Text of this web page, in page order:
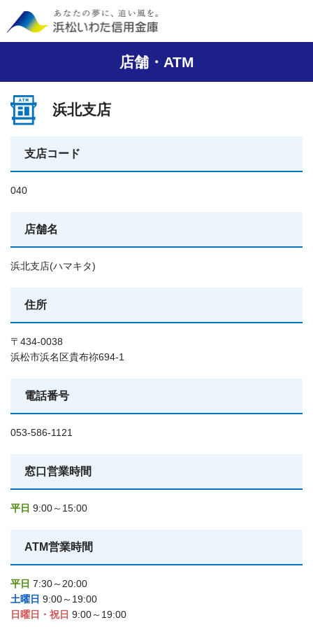
店舗・ATM
浜北支店
支店コード
040
店舗名
浜北支店(ハマキタ)
住所
〒434-0038
浜松市浜名区貴布祢694-1
電話番号
053-586-1121
窓口営業時間
平日 9:00～15:00
ATM営業時間
平日 7:30～20:00
土曜日 9:00～19:00
日曜日・祝日 9:00～19:00